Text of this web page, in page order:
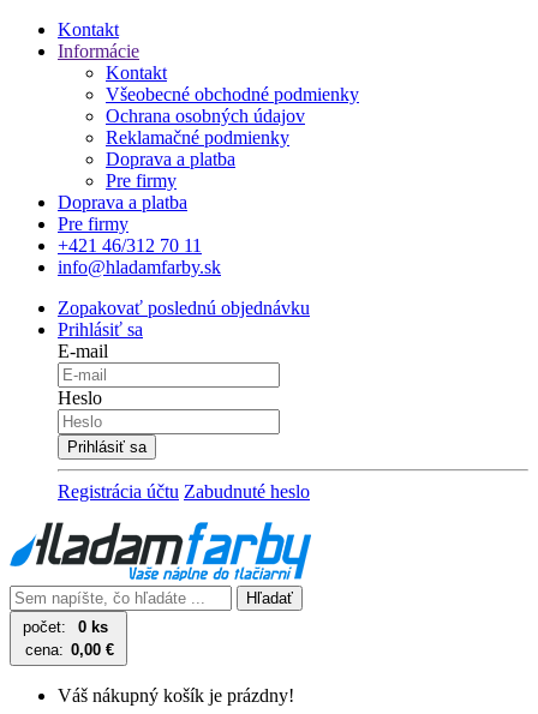
Kontakt
Informácie
Kontakt
Všeobecné obchodné podmienky
Ochrana osobných údajov
Reklamačné podmienky
Doprava a platba
Pre firmy
Doprava a platba
Pre firmy
+421 46/312 70 11
info@hladamfarby.sk
Zopakovať poslednú objednávku
Prihlásiť sa
E-mail
Heslo
Registrácia účtu Zabudnuté heslo
Hľadať
počet:
0 ks
cena: 0,00 €
Váš nákupný košík je prázdny!